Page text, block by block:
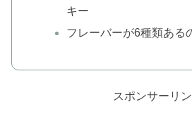
キー
フレーバーが6種類ある
スポンサーリ